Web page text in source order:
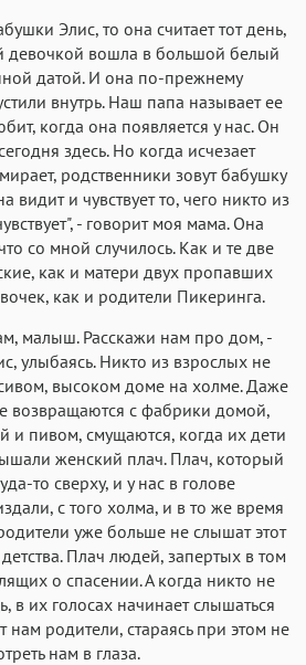
Элис, то она считает тот день,
девочкой вошла в большой белый
датой. И она по-прежнему
внутрь. Наш папа называет ее
когда она появляется у нас. Он
здесь. Но когда исчезает
родственники зовут бабушку
видит и чувствует то, чего никто из
- говорит моя мама. Она
со мной случилось. Как и те две
как и матери двух пропавших
как и родители Пикеринга.
Расскажи нам про дом, -
улыбаясь. Никто из взрослых не
высоком доме на холме. Даже
возвращаются с фабрики домой,
и пивом, смущаются, когда их дети
женский плач. Плач, который
то сверху, и у нас в голове
с того холма, и в то же время
уже больше не слышат этот
Плач людей, запертых в том
о спасении. А когда никто не
в их голосах начинает слышаться
нам родители, стараясь при этом не
нам в глаза.